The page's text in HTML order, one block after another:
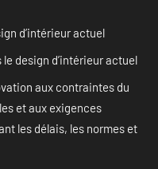
d’intérieur actuel
design d’intérieur actuel
aux contraintes du
et aux exigences
les délais, les normes et